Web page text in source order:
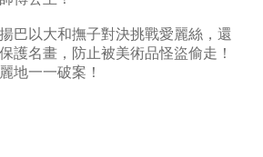
巴以大和撫子對決挑戰愛麗絲，還
護名畫，防止被美術品怪盜偷走！
地一一破案！